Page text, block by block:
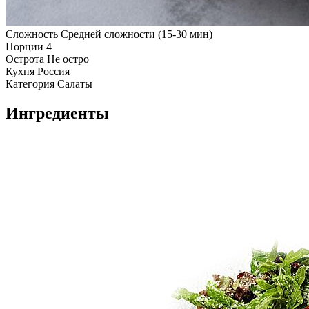
Сложность Средней сложности (15-30 мин)
Порции 4
Острота Не остро
Кухня Россия
Категория Салаты
Ингредиенты